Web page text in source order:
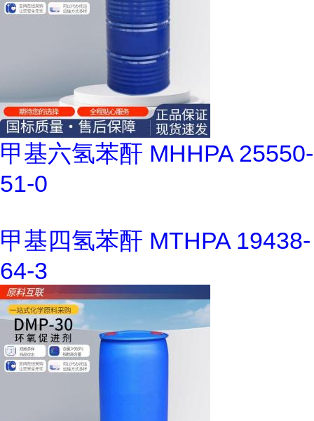
甲基六氢苯酐 MHHPA 25550-
51-0
甲基四氢苯酐 MTHPA 19438-
64-3